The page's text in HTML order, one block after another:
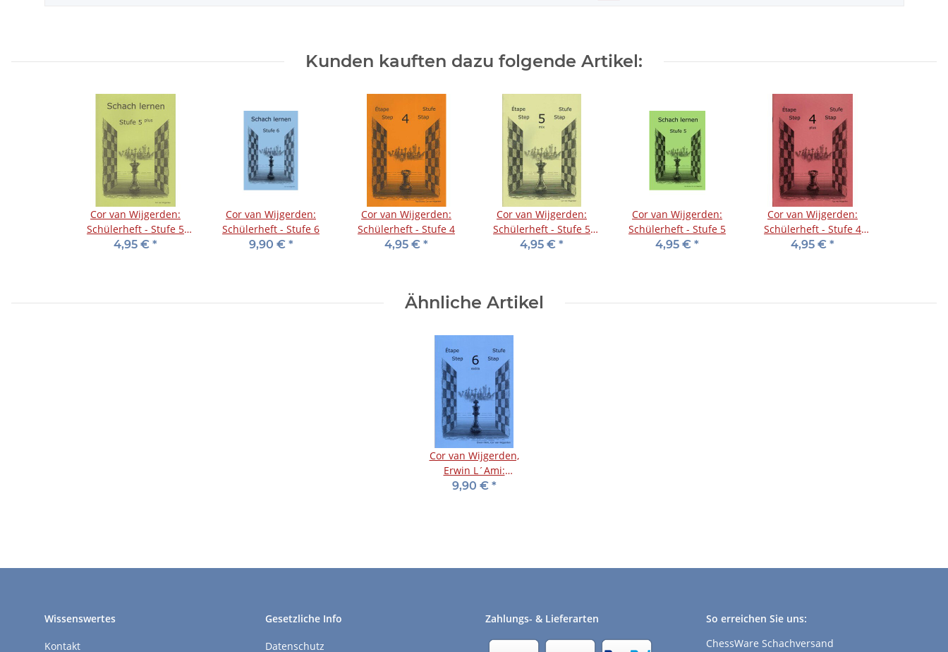
Kunden kauften dazu folgende Artikel:
Cor van Wijgerden:
Schülerheft - Stufe 5
plus
4,95 € *
Cor van Wijgerden:
Schülerheft - Stufe 6
9,90 € *
Cor van Wijgerden:
Schülerheft - Stufe 4
4,95 € *
Cor van Wijgerden:
Schülerheft - Stufe 5
mix
4,95 € *
Cor van Wijgerden:
Schülerheft - Stufe 5
4,95 € *
Cor van Wijgerden:
Schülerheft - Stufe 4
plus
4,95 € *
Ähnliche Artikel
Cor van Wijgerden,
Erwin L´Ami:
Schülerheft - Stufe 6
9,90 € *
Wissenswertes
Kontakt
Gesetzliche Info
Datenschutz
Zahlungs- & Lieferarten
So erreichen Sie uns:
ChessWare Schachversand